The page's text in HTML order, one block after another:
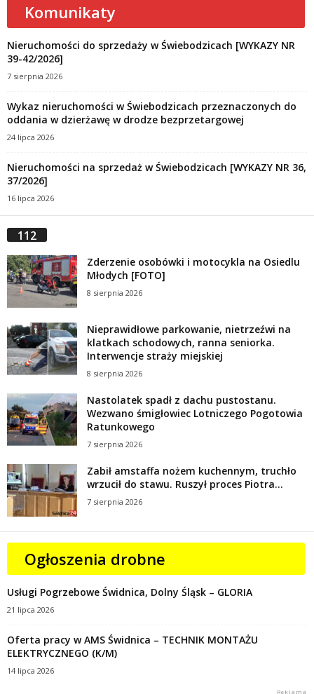
Komunikaty
Nieruchomości do sprzedaży w Świebodzicach [WYKAZY NR
39-42/2026]
7 sierpnia 2026
Wykaz nieruchomości w Świebodzicach przeznaczonych do
oddania w dzierżawę w drodze bezprzetargowej
24 lipca 2026
Nieruchomości na sprzedaż w Świebodzicach [WYKAZY NR 36,
37/2026]
16 lipca 2026
112
Zderzenie osobówki i motocykla na Osiedlu
Młodych [FOTO]
8 sierpnia 2026
Nieprawidłowe parkowanie, nietrzeźwi na
klatkach schodowych, ranna seniorka.
Interwencje straży miejskiej
8 sierpnia 2026
Nastolatek spadł z dachu pustostanu.
Wezwano śmigłowiec Lotniczego Pogotowia
Ratunkowego
7 sierpnia 2026
Zabił amstaffa nożem kuchennym, truchło
wrzucił do stawu. Ruszył proces Piotra...
7 sierpnia 2026
Ogłoszenia drobne
Usługi Pogrzebowe Świdnica, Dolny Śląsk – GLORIA
21 lipca 2026
Oferta pracy w AMS Świdnica – TECHNIK MONTAŻU
ELEKTRYCZNEGO (K/M)
14 lipca 2026